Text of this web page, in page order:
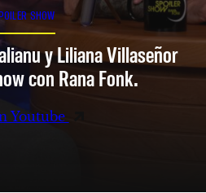
SHOW
y Liliana Villaseñor
con Rana Fonk.
Youtube